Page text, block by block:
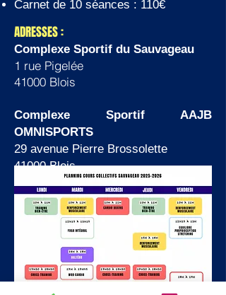
Carnet de 10 séances : 110€
ADRESSES :
Complexe Sportif du Sauvageau
1 rue Pigelée
41000 Blois
Complexe Sportif AAJB
OMNISPORTS
29 avenue Pierre Brossolette
41000 Blois
PLANNINGS :